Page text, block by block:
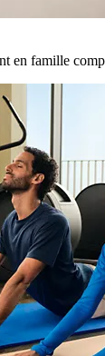
en famille